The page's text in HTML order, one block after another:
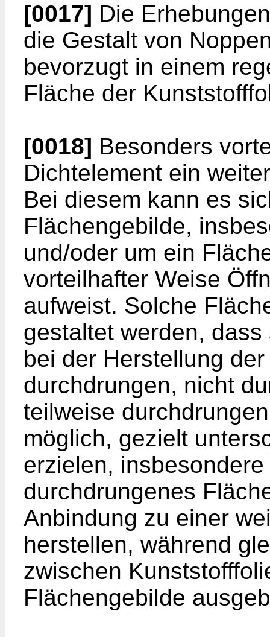
[0017] Die
die Gestalt von
bevorzugt in einem
Fläche der
[0018] Besonders
Dichtelement ein
Bei diesem kann es
Flächengebilde,
und/oder um ein
vorteilhafter Weise
aufweist. Solche
gestaltet werden,
bei der Herstellung
durchdrungen, nicht
teilweise
möglich, gezielt
erzielen,
durchdrungenes
Anbindung zu einer
herstellen, während
zwischen
Flächengebilde